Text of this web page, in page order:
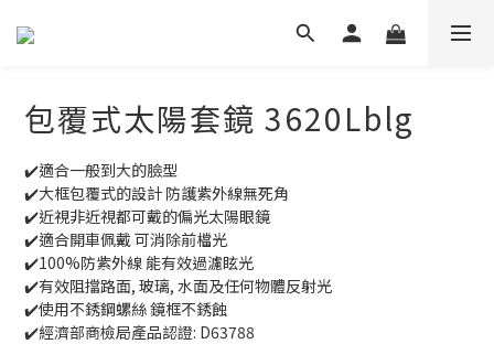
包覆式太陽套鏡 3620Lblg
✔️適合一般到大的臉型
✔️大框包覆式的設計 防護紫外線無死角
✔️近視非近視都可戴的偏光太陽眼鏡
✔️適合開車佩戴 可消除前檔光
✔️100%防紫外線 能有效過濾眩光
✔️有效阻擋路面, 玻璃, 水面及任何物體反射光
✔️使用不銹鋼螺絲 鏡框不銹蝕
✔️經濟部商檢局產品認證: D63788